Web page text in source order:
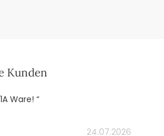
Kunden
Ware! “
24.07.2026